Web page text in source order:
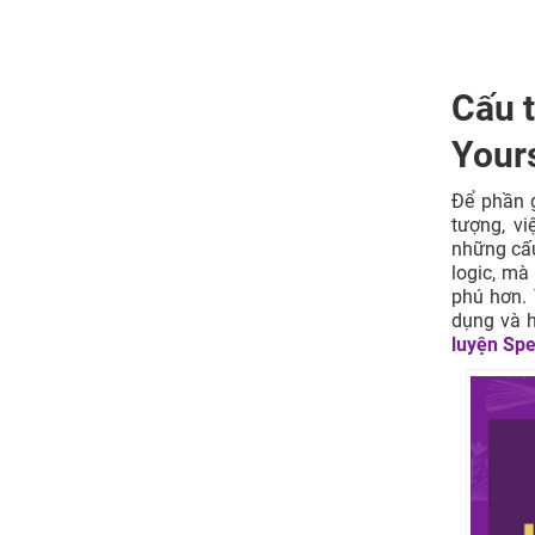
Cấu
Để phần
tượng,
những
logic,
phú hơn.
dụng và
luyện